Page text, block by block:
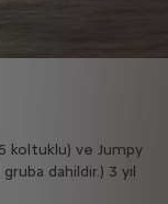
koltuklu) ve Jumpy
dahildir.) 3 yıl